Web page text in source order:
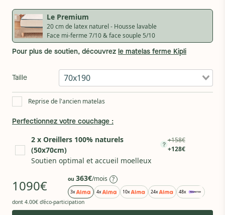
Le Premium
20 cm de latex naturel - Housse lavable
Face mi-ferme 7/10 & face souple 5/10
Pour plus de soutien, découvrez le matelas ferme Kipli
Taille 70x190
Reprise de l'ancien matelas
Perfectionnez votre couchage :
2 x Oreillers 100% naturels
(50x70cm)
+158€
+128€
Soutien optimal et accueil moelleux
1090€ ou 363€/mois ?
3x 4x 10x 24x 48x
dont 4.00€ d'éco-participation